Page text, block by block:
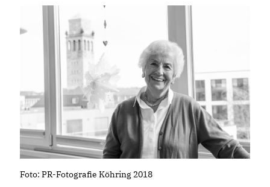
Foto: PR-Fotografie Köhring 2018